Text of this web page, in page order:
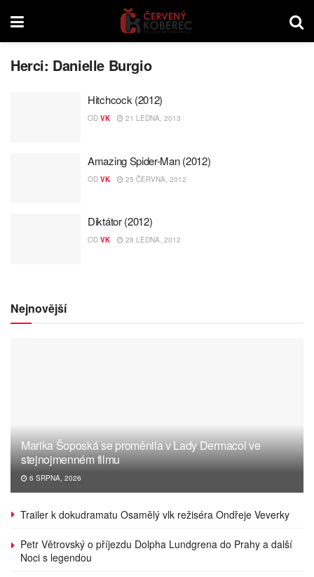
Herci: Danielle Burgio
Hitchcock (2012)
OD VK 21 LEDNA, 2013
Amazing Spider-Man (2012)
OD VK 25 ČERVNA, 2012
Diktátor (2012)
OD VK 28 LEDNA, 2012
Nejnovější
Marika Šoposká se proměnila v Lady Dermacol ve
stejnojmenném filmu
6 SRPNA, 2026
Trailer k dokudramatu Osamělý vlk režiséra Ondřeje Veverky
Petr Větrovský o příjezdu Dolpha Lundgrena do Prahy a další
Noci s legendou